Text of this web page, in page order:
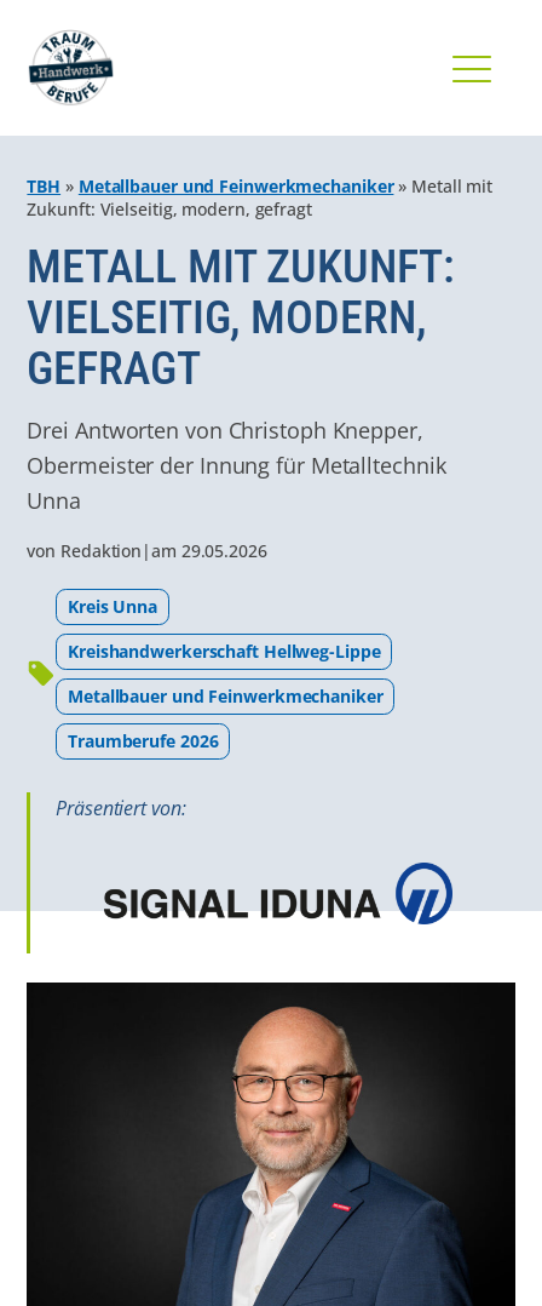
TBH » Metallbauer und Feinwerkmechaniker» Metall mit
Zukunft: Vielseitig, modern, gefragt
METALL MIT ZUKUNFT:
VIELSEITIG, MODERN,
GEFRAGT
Drei Antworten von Christoph Knepper,
Obermeister der Innung für Metalltechnik
Unna
von Redaktion |am 29.05.2026
Kreis Unna
Kreis­hand­werker­schaft Hellweg-Lippe
Metallbauer und Feinwerkmechaniker
Traumberufe 2026
Präsentiert von: